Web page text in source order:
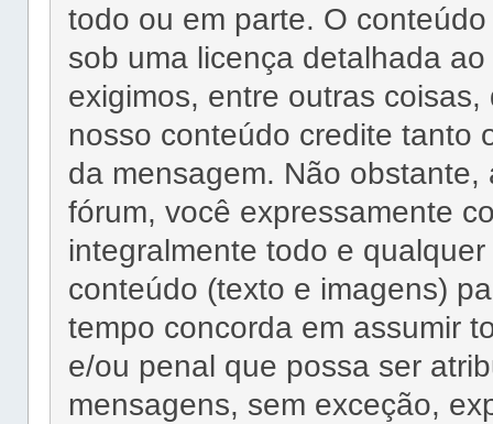
todo ou em parte. O
sob uma licença detalhada
exigimos, entre outras
nosso conteúdo credite tanto
da mensagem. Não
fórum, você expressamente
integralmente todo e
conteúdo (texto e imagens)
tempo concorda em assumir
e/ou penal que possa ser
mensagens, sem exceção,